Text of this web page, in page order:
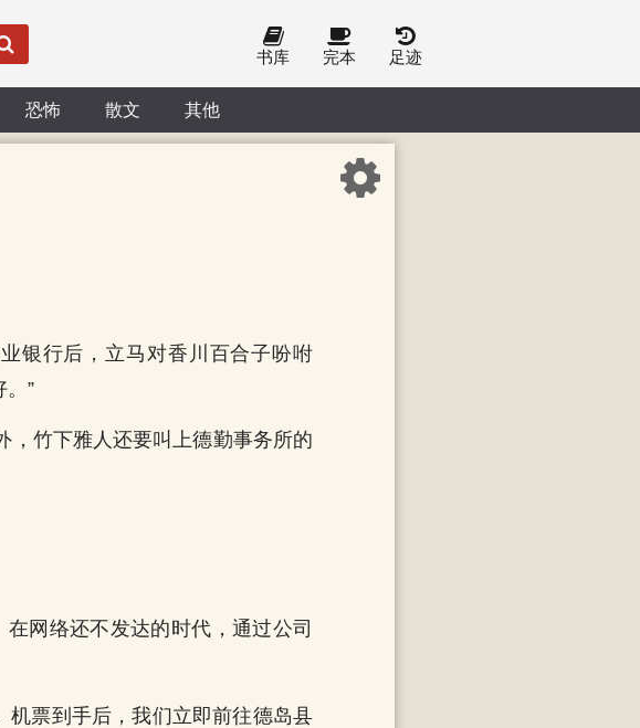
书库 完本 足迹
恐怖 散文 其他
银行后，立马对香川百合子吩咐
”
，竹下雅人还要叫上德勤事务所的
网络还不发达的时代，通过公司
机票到手后，我们立即前往德岛县